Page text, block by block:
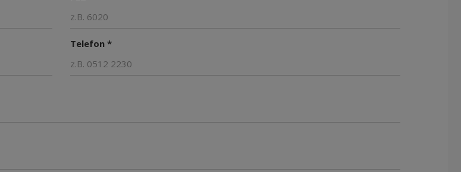
Telefon *